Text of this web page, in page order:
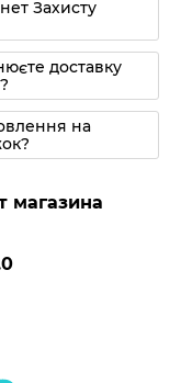
Захисту
доставку
на
магазина